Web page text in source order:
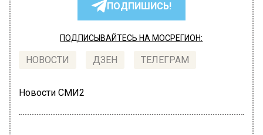
ПОДПИШИСЬ!
ПОДПИСЫВАЙТЕСЬ НА МОСРЕГИОН:
НОВОСТИ ДЗЕН ТЕЛЕГРАМ
Новости СМИ2